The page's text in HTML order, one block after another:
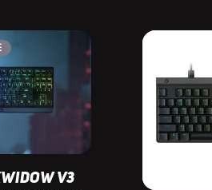
V3